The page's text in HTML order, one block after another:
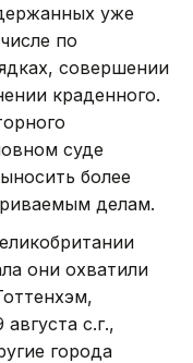
уже
по
совершении
краденного.
суде
более
делам.
они охватили
с.г.,
города